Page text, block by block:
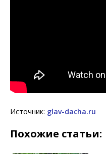
Источник: glav-dacha.ru
Похожие статьи: